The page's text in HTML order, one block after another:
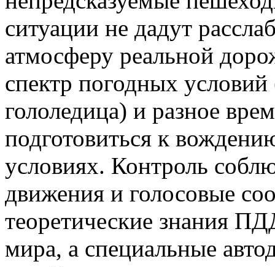
ситуации не дадут
атмосферу реальной
спектр погодных
гололедица) и разное
подготовиться к
условиях. Контроль
движения и голосовые
теоретические знания
мира, а специальные